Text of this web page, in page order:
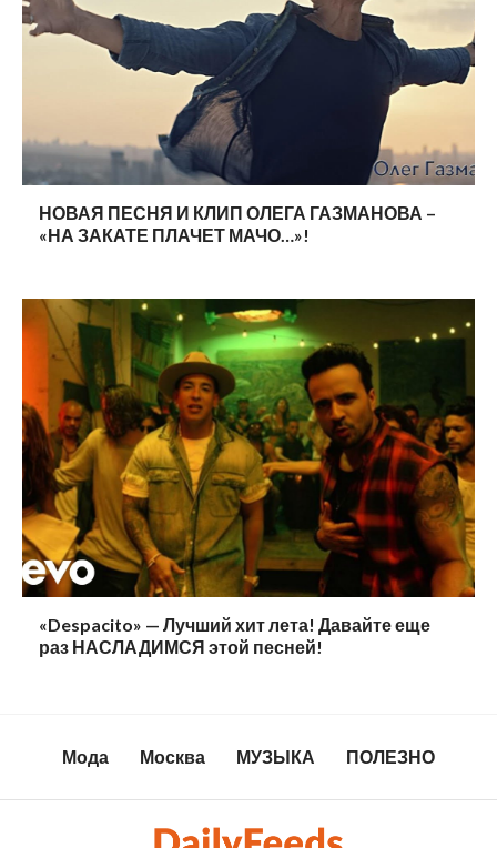
НОВАЯ ПЕСНЯ И КЛИП ОЛЕГА ГАЗМАНОВА –
«НА ЗАКАТЕ ПЛАЧЕТ МАЧО…»!
«Despacito» — Лучший хит лета! Давайте еще
раз НАСЛАДИМСЯ этой песней!
Мода Москва МУЗЫКА ПОЛЕЗНО